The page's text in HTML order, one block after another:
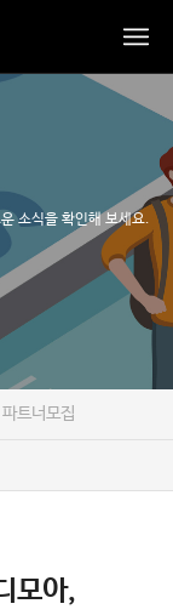
소식을 확인해 보세요.
파트너모집
모아,